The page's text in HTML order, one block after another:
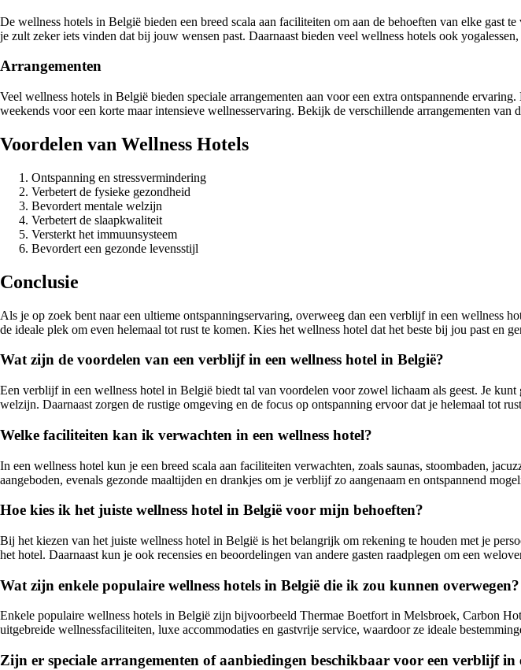
De wellness hotels in België bieden een breed scala aan faciliteiten om aan de behoeften van elke gast
je zult zeker iets vinden dat bij jouw wensen past. Daarnaast bieden veel wellness hotels ook
Arrangementen
Veel wellness hotels in België bieden speciale arrangementen aan voor een extra ontspannende
weekends voor een korte maar intensieve wellnesservaring. Bekijk de verschillende arrangementen van
Voordelen van Wellness Hotels
Ontspanning en stressvermindering
Verbetert de fysieke gezondheid
Bevordert mentale welzijn
Verbetert de slaapkwaliteit
Versterkt het immuunsysteem
Bevordert een gezonde levensstijl
Conclusie
Als je op zoek bent naar een ultieme ontspanningservaring, overweeg dan een verblijf in een wellness
de ideale plek om even helemaal tot rust te komen. Kies het wellness hotel dat het beste bij jou past en
Wat zijn de voordelen van een verblijf in een wellness hotel in België?
Een verblijf in een wellness hotel in België biedt tal van voordelen voor zowel lichaam als geest. Je
welzijn. Daarnaast zorgen de rustige omgeving en de focus op ontspanning ervoor dat je helemaal tot
Welke faciliteiten kan ik verwachten in een wellness hotel?
In een wellness hotel kun je een breed scala aan faciliteiten verwachten, zoals saunas, stoombaden,
aangeboden, evenals gezonde maaltijden en drankjes om je verblijf zo aangenaam en ontspannend
Hoe kies ik het juiste wellness hotel in België voor mijn behoeften?
Bij het kiezen van het juiste wellness hotel in België is het belangrijk om rekening te houden met je
het hotel. Daarnaast kun je ook recensies en beoordelingen van andere gasten raadplegen om een
Wat zijn enkele populaire wellness hotels in België die ik zou kunnen overwegen?
Enkele populaire wellness hotels in België zijn bijvoorbeeld Thermae Boetfort in Melsbroek, Carbon
uitgebreide wellnessfaciliteiten, luxe accommodaties en gastvrije service, waardoor ze ideale
Zijn er speciale arrangementen of aanbiedingen beschikbaar voor een verblijf in